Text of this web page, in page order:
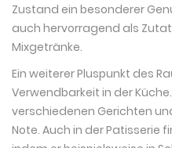
Zustand ein besonderer
auch hervorragend als
Mixgetränke.
Ein weiterer Pluspunkt des
Verwendbarkeit in der
verschiedenen Gerichten
Note. Auch in der Patisserie